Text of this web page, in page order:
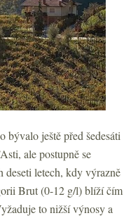
bývalo ještě před šedesáti
ale postupně se
deseti letech, kdy výrazně
Brut (0-12 g/l) blíží čím
to nižší výnosy a